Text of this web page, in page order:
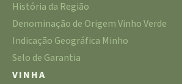
História da Região
Denominação de Origem Vinho Verde
Indicação Geográfica Minho
Selo de Garantia
VINHA